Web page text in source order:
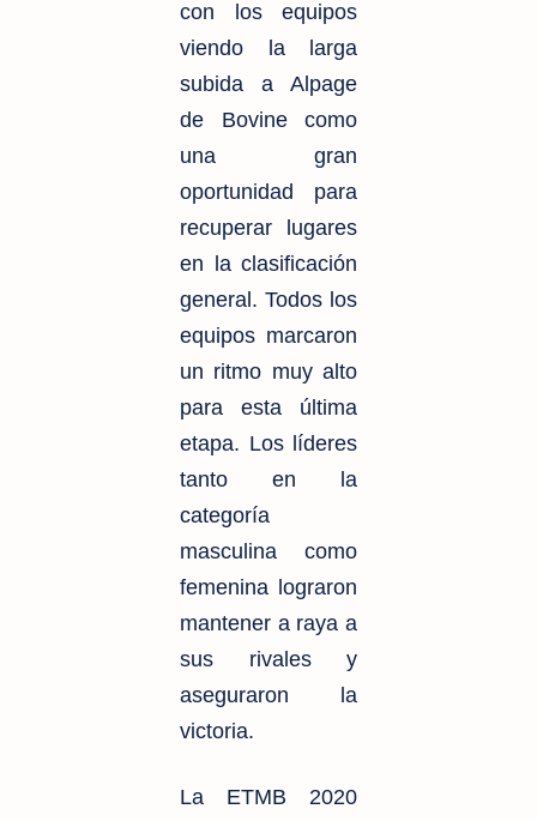
con los equipos
viendo la larga
subida a Alpage
de Bovine como
una gran
oportunidad para
recuperar lugares
en la clasificación
general. Todos los
equipos marcaron
un ritmo muy alto
para esta última
etapa. Los líderes
tanto en la
categoría
masculina como
femenina lograron
mantener a raya a
sus rivales y
aseguraron la
victoria.
La ETMB 2020